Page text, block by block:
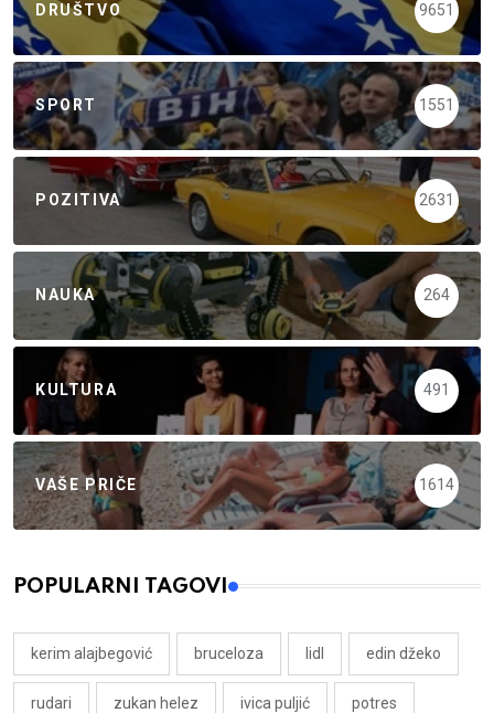
DRUŠTVO 9651
SPORT 1551
POZITIVA 2631
NAUKA 264
KULTURA 491
VAŠE PRIČE 1614
POPULARNI TAGOVI
kerim alajbegović bruceloza lidl edin džeko
rudari zukan helez ivica puljić potres